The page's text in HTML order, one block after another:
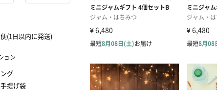
(1日以内に発送)
ョン
グ
提げ袋